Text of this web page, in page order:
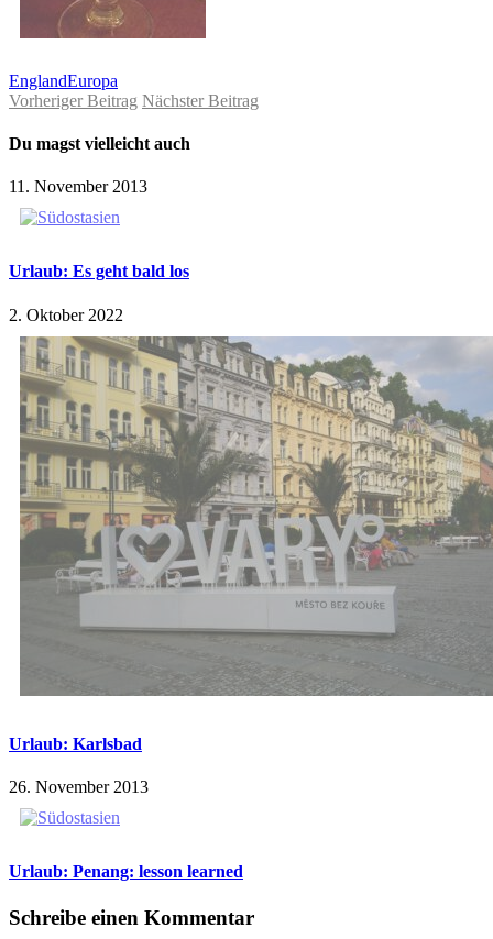
EnglandEuropa
Vorheriger Beitrag Nächster Beitrag
Du magst vielleicht auch
11. November 2013
Urlaub: Es geht bald los
2. Oktober 2022
Urlaub: Karlsbad
26. November 2013
Urlaub: Penang: lesson learned
Schreibe einen Kommentar